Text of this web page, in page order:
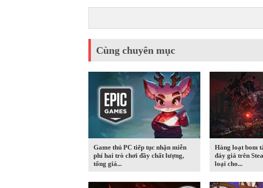
Cùng chuyên mục
Game thủ PC tiếp tục nhận miễn
phí hai trò chơi đầy chất lượng,
tổng giá...
Hàng loạt bom
đáy giá trên
loại cho...